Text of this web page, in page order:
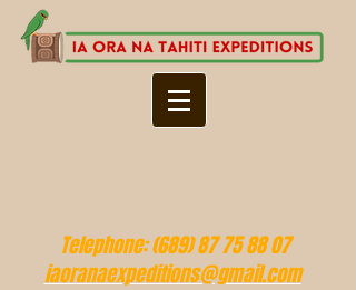
Telephone:(689) 87 75 88 07
iaoranaexpeditions@gmail.com